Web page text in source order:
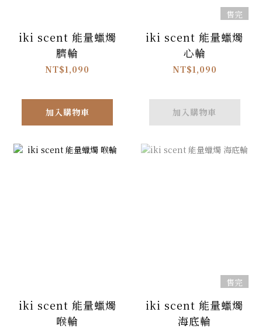
iki scent 能量蠟燭
臍輪
NT$1,090
加入購物車
售完
iki scent 能量蠟燭
心輪
NT$1,090
加入購物車
iki scent 能量蠟燭
喉輪
售完
iki scent 能量蠟燭
海底輪